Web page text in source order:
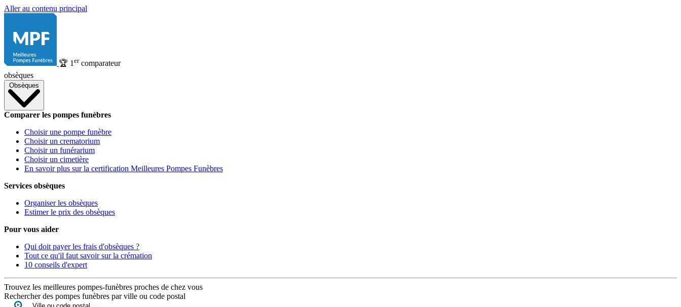
Aller au contenu principal
🏆 1 ercomparateur
obsèques
Obsèques
Comparer les pompes funèbres
Choisir une pompe funèbre
Choisir un crematorium
Choisir un funérarium
Choisir un cimetière
En savoir plus sur la certification Meilleures Pompes Funèbres
Services obsèques
Organiser les obsèques
Estimer le prix des obsèques
Pour vous aider
Qui doit payer les frais d'obsèques ?
Tout ce qu'il faut savoir sur la crémation
10 conseils d'expert
Trouvez les meilleures pompes-funèbres proches de chez vous
Rechercher des pompes funèbres par ville ou code postal